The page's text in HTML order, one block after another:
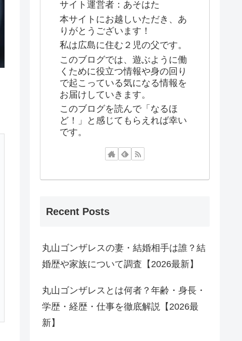
サイト運営者：あそはた
本サイトにお越しいただき、あ
りがとうございます！
私は広島に住む２児の父です。
このブログでは、遊ぶように働
くために役立つ情報や身の回り
で起こっている気になる情報を
お届けしていきます。
このブログを読んで「なるほ
ど！」と感じてもらえれば幸い
です。
Recent Posts
丸山ゴンザレスの妻・結婚相手は誰？結
婚歴や家族について調査【2026最新】
丸山ゴンザレスとは何者？年齢・身長・
学歴・経歴・仕事を徹底解説【2026最
新】